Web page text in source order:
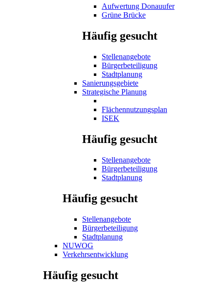
Aufwertung Donauufer
Grüne Brücke
Häufig gesucht
Stellenangebote
Bürgerbeteiligung
Stadtplanung
Sanierungsgebiete
Strategische Planung
Flächennutzungsplan
ISEK
Häufig gesucht
Stellenangebote
Bürgerbeteiligung
Stadtplanung
Häufig gesucht
Stellenangebote
Bürgerbeteiligung
Stadtplanung
NUWOG
Verkehrsentwicklung
Häufig gesucht